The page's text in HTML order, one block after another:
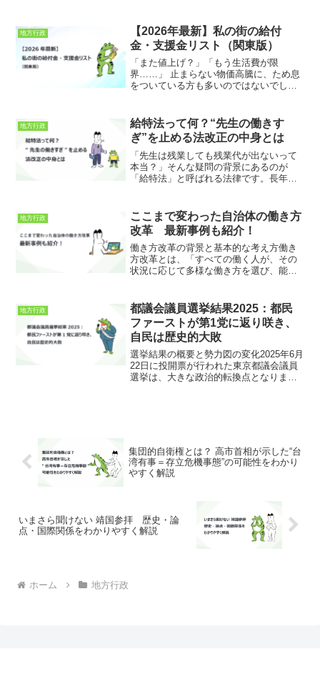
された選挙無効訴訟に対して、合否判断
が相次いで示され、その...
地方行政
【2026年最新】私の街の給付
金・支援金リスト（関東版）
「また値上げ？」「もう生活費が限
界……」 止まらない物価高騰に、ため息
をついている方も多いのではないでしょ
を強力にバックアップする「独自の給付
金・支援策」が次々と...
地方行政
給特法って何？“先生の働きす
ぎ”を止める法改正の中身とは
「先生は残業しても残業代が出ないって
本当？」そんな疑問の背景にあるのが
「給特法」と呼ばれる法律です。長年、
います。今回の法改正は、果たして先生
たちの働き方を本当に変える...
地方行政
ここまで変わった自治体の働き方
改革 最新事例も紹介！
働き方改革の背景と基本的な考え方働き
方改革とは、「すべての働く人が、その
状況に応じて多様な働き方を選び、能力
齢化や人口減少が進む日本では、働き手
となる人が減る一方で、企...
地方行政
都議会議員選挙結果2025：都民
ファーストが第1党に返り咲き、
自民は歴史的大敗
選挙結果の概要と勢力図の変化2025年6月
22日に投開票が行われた東京都議会議員
選挙は、大きな政治的転換点となりまし
集団的自衛権とは？ 高市首相が示した“台
湾有事＝存立危機事態”の可能性をわかり
やすく解説
いまさら聞けない 靖国参拝 歴史・論
点・国際関係をわかりやすく解説
ホーム 地方行政